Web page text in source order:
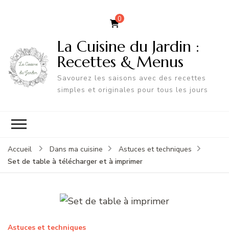
0
La Cuisine du Jardin :
Recettes & Menus
Savourez les saisons avec des recettes
simples et originales pour tous les jours
Accueil Dans ma cuisine
Astuces et techniques
Set de table à télécharger et à imprimer
Astuces et techniques